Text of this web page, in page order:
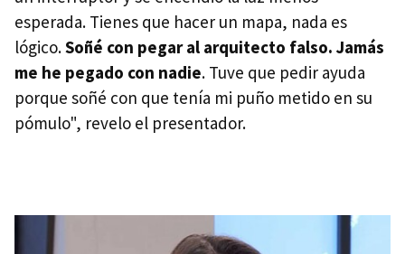
esperada. Tienes que hacer un mapa, nada es
lógico.Soñé con pegar al arquitecto falso. Jamás
me he pegado con nadie. Tuve que pedir ayuda
porque soñé con que tenía mi puño metido en su
pómulo", revelo el presentador.